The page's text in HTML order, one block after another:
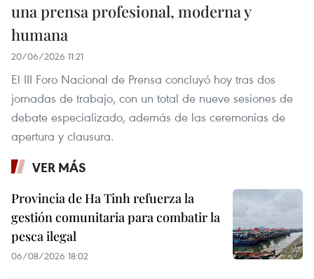
una prensa profesional, moderna y
humana
20/06/2026 11:21
El III Foro Nacional de Prensa concluyó hoy tras dos
jornadas de trabajo, con un total de nueve sesiones de
debate especializado, además de las ceremonias de
apertura y clausura.
VER MÁS
Provincia de Ha Tinh refuerza la
gestión comunitaria para combatir la
pesca ilegal
06/08/2026 18:02